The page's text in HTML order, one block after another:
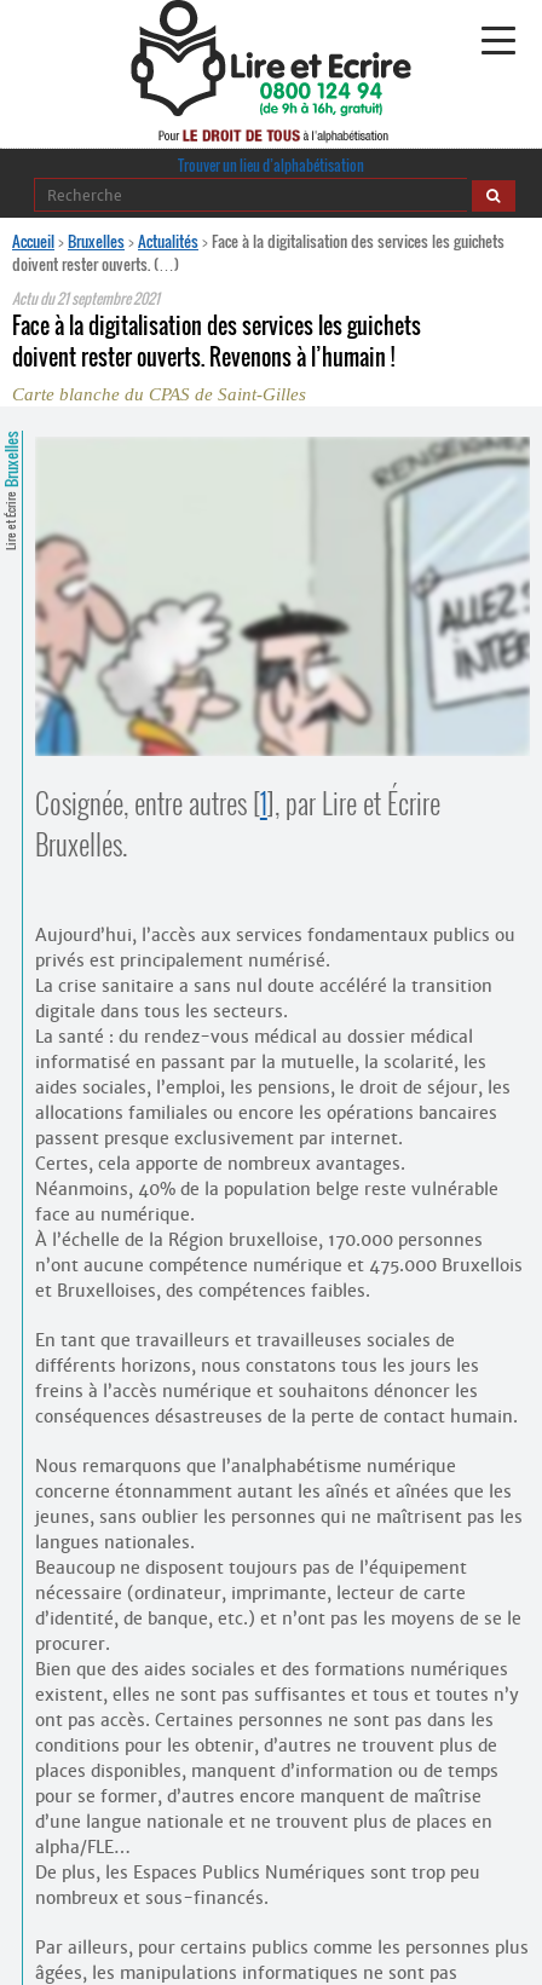
Alphabétisation
·
journaldelalpha.be
Comprendre et parler
Bienvenue en Belgique
Espace presse
Trouver un lieu d’alphabétisation
Trouver un lieu d’alphabétisation
Accueil>Bruxelles>Actualités>Face à la digitalisation des services les guichets
doivent rester ouverts. (…)
Actu du21 septembre 2021
Face à la digitalisation des services les guichets
doivent rester ouverts. Revenons à l’humain !
Carte blanche du CPAS de Saint-Gilles
Lire et Écrire
Bruxelles
Cosignée, entre autres[1], par Lire et Écrire
Bruxelles.
Aujourd’hui, l’accès aux services fondamentaux publics ou
privés est principalement numérisé.
La crise sanitaire a sans nul doute accéléré la transition
digitale dans tous les secteurs.
La santé : du rendez-vous médical au dossier médical
informatisé en passant par la mutuelle, la scolarité, les
aides sociales, l’emploi, les pensions, le droit de séjour, les
allocations familiales ou encore les opérations bancaires
passent presque exclusivement par internet.
Certes, cela apporte de nombreux avantages.
Néanmoins, 40% de la population belge reste vulnérable
face au numérique.
À l’échelle de la Région bruxelloise, 170.000 personnes
n’ont aucune compétence numérique et 475.000 Bruxellois
et Bruxelloises, des compétences faibles.
En tant que travailleurs et travailleuses sociales de
différents horizons, nous constatons tous les jours les
freins à l’accès numérique et souhaitons dénoncer les
conséquences désastreuses de la perte de contact humain.
Nous remarquons que l’analphabétisme numérique
concerne étonnamment autant les aînés et aînées que les
jeunes, sans oublier les personnes qui ne maîtrisent pas les
langues nationales.
Beaucoup ne disposent toujours pas de l’équipement
nécessaire (ordinateur, imprimante, lecteur de carte
d’identité, de banque, etc.) et n’ont pas les moyens de se le
procurer.
Bien que des aides sociales et des formations numériques
existent, elles ne sont pas suffisantes et tous et toutes n’y
ont pas accès. Certaines personnes ne sont pas dans les
conditions pour les obtenir, d’autres ne trouvent plus de
places disponibles, manquent d’information ou de temps
pour se former, d’autres encore manquent de maîtrise
d’une langue nationale et ne trouvent plus de places en
alpha/FLE…
De plus, les Espaces Publics Numériques sont trop peu
nombreux et sous-financés.
Par ailleurs, pour certains publics comme les personnes plus
âgées, les manipulations informatiques ne sont pas